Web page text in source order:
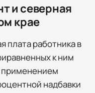
и северная
крае
плата работника в
к ним
применением
надбавки